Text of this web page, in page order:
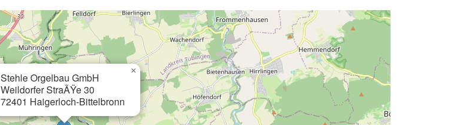
Stehle Orgelbau GmbH
Weildorfer StraÃŸe 30
72401 Haigerloch-Bittelbronn
×